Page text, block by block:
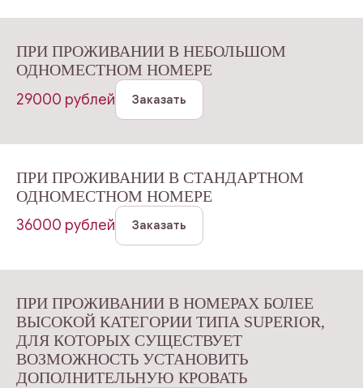
ПРИ ПРОЖИВАНИИ В НЕБОЛЬШОМ
ОДНОМЕСТНОМ НОМЕРЕ
29000 рублей
Заказать
ПРИ ПРОЖИВАНИИ В СТАНДАРТНОМ
ОДНОМЕСТНОМ НОМЕРЕ
36000 рублей
Заказать
ПРИ ПРОЖИВАНИИ В НОМЕРАХ БОЛЕЕ
ВЫСОКОЙ КАТЕГОРИИ ТИПА SUPERIOR,
ДЛЯ КОТОРЫХ СУЩЕСТВУЕТ
ВОЗМОЖНОСТЬ УСТАНОВИТЬ
ДОПОЛНИТЕЛЬНУЮ КРОВАТЬ